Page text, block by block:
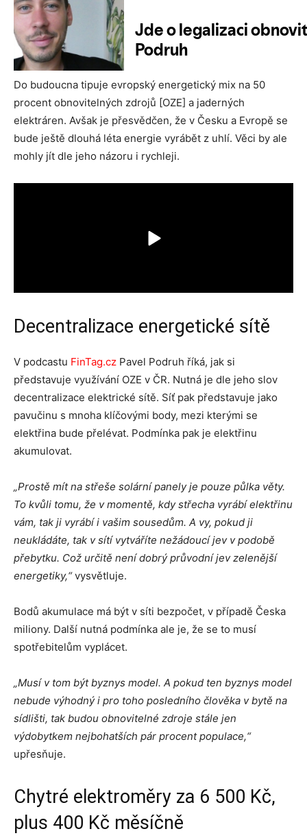
Do budoucna tipuje evropský energetický mix na 50
procent obnovitelných zdrojů [OZE] a jaderných
elektráren. Avšak je přesvědčen, že v Česku a Evropě se
bude ještě dlouhá léta energie vyrábět z uhlí. Věci by ale
mohly jít dle jeho názoru i rychleji.
Decentralizace energetické sítě
V podcastu FinTag.cz Pavel Podruh říká, jak si
představuje využívání OZE v ČR. Nutná je dle jeho slov
decentralizace elektrické sítě. Síť pak představuje jako
pavučinu s mnoha klíčovými body, mezi kterými se
elektřina bude přelévat. Podmínka pak je elektřinu
akumulovat.
„Prostě mít na střeše solární panely je pouze půlka věty.
To kvůli tomu, že v momentě, kdy střecha vyrábí elektřinu
vám, tak ji vyrábí i vašim sousedům. A vy, pokud ji
neukládáte, tak v sítí vytváříte nežádoucí jev v podobě
přebytku. Což určitě není dobrý průvodní jev zelenější
energetiky,“vysvětluje.
Bodů akumulace má být v síti bezpočet, v případě Česka
miliony. Další nutná podmínka ale je, že se to musí
spotřebitelům vyplácet.
„Musí v tom být byznys model. A pokud ten byznys model
nebude výhodný i pro toho posledního člověka v bytě na
sídlišti, tak budou obnovitelné zdroje stále jen
výdobytkem nejbohatších pár procent populace,“
upřesňuje.
Chytré elektroměry za 6 500 Kč,
plus 400 Kč měsíčně